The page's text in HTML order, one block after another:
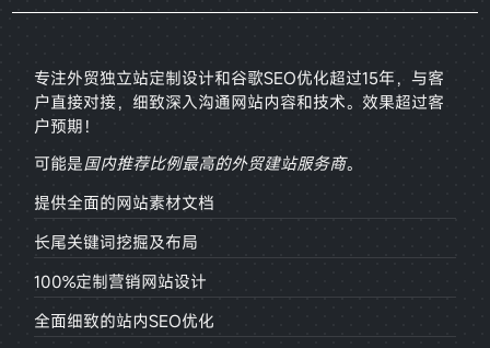
专注外贸独立站定制设计和谷歌SEO优化超过15年，与客
户直接对接， 细致深入沟通网站内容和技术。效果超过客
户预期！
可能是国内推荐比例最高的外贸建站服务商。
提供全面的网站素材文档
长尾关键词挖掘及布局
100%定制营销网站设计
全面细致的站内SEO优化